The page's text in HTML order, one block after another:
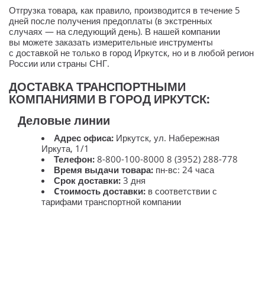
Отгрузка товара, как правило, производится в течение 5
дней после получения предоплаты (в экстренных
случаях — на следующий день). В нашей компании
вы можете заказать измерительные инструменты
с доставкой не только в город Иркутск, но и в любой регион
России или страны СНГ.
ДОСТАВКА ТРАНСПОРТНЫМИ
КОМПАНИЯМИ В ГОРОД ИРКУТСК:
Деловые линии
Адрес офиса: Иркутск, ул. Набережная
Иркута, 1/1
Телефон: 8-800-100-8000 8 (3952) 288-778
Время выдачи товара: пн-вс: 24 часа
Срок доставки: 3 дня
Cтоимость доставки: в соответствии с
тарифами транспортной компании